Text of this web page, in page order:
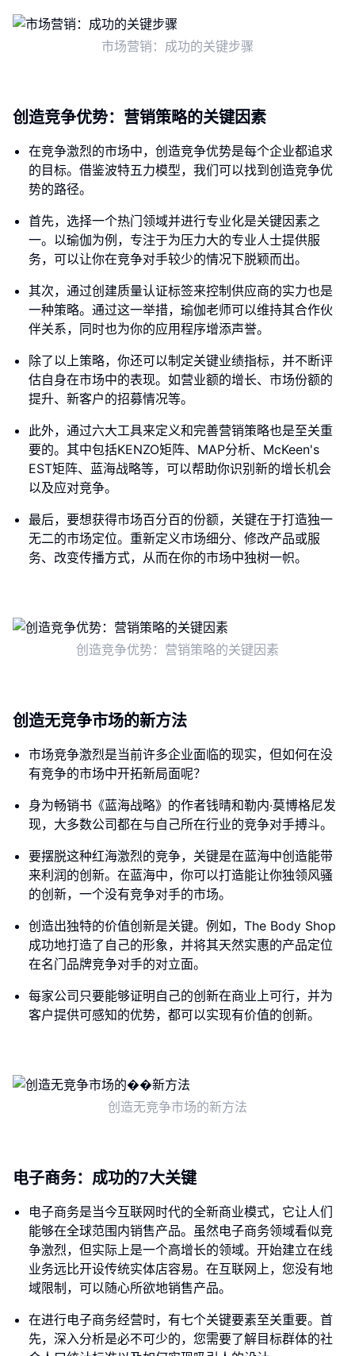
市场营销：成功的关键步骤
创造竞争优势：营销策略的关键因素
在竞争激烈的市场中，创造竞争优势是每个企业都追求
的目标。借鉴波特五力模型，我们可以找到创造竞争优
势的路径。
首先，选择一个热门领域并进行专业化是关键因素之
一。以瑜伽为例，专注于为压力大的专业人士提供服
务，可以让你在竞争对手较少的情况下脱颖而出。
其次，通过创建质量认证标签来控制供应商的实力也是
一种策略。通过这一举措，瑜伽老师可以维持其合作伙
伴关系，同时也为你的应用程序增添声誉。
除了以上策略，你还可以制定关键业绩指标，并不断评
估自身在市场中的表现。如营业额的增长、市场份额的
提升、新客户的招募情况等。
此外，通过六大工具来定义和完善营销策略也是至关重
要的。其中包括KENZO矩阵、MAP分析、McKeen's
EST矩阵、蓝海战略等，可以帮助你识别新的增长机会
以及应对竞争。
最后，要想获得市场百分百的份额，关键在于打造独一
无二的市场定位。重新定义市场细分、修改产品或服
务、改变传播方式，从而在你的市场中独树一帜。
创造竞争优势：营销策略的关键因素
创造无竞争市场的新方法
市场竞争激烈是当前许多企业面临的现实，但如何在没
有竞争的市场中开拓新局面呢？
身为畅销书《蓝海战略》的作者钱晴和勒内·莫博格尼发
现，大多数公司都在与自己所在行业的竞争对手搏斗。
要摆脱这种红海激烈的竞争，关键是在蓝海中创造能带
来利润的创新。在蓝海中，你可以打造能让你独领风骚
的创新，一个没有竞争对手的市场。
创造出独特的价值创新是关键。例如，The Body Shop
成功地打造了自己的形象，并将其天然实惠的产品定位
在名门品牌竞争对手的对立面。
每家公司只要能够证明自己的创新在商业上可行，并为
客户提供可感知的优势，都可以实现有价值的创新。
创造无竞争市场的新方法
电子商务：成功的7大关键
电子商务是当今互联网时代的全新商业模式，它让人们
能够在全球范围内销售产品。虽然电子商务领域看似竞
争激烈，但实际上是一个高增长的领域。开始建立在线
业务远比开设传统实体店容易。在互联网上，您没有地
域限制，可以随心所欲地销售产品。
在进行电子商务经营时，有七个关键要素至关重要。首
先，深入分析是必不可少的，您需要了解目标群体的社